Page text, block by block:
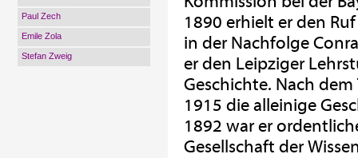
Paul Zech
Emile Zola
Stefan Zweig
1890 erhielt er den
in der Nachfolge
er den Leipziger
Geschichte. Nach
1915 die alleinige
1892 war er
Gesellschaft der